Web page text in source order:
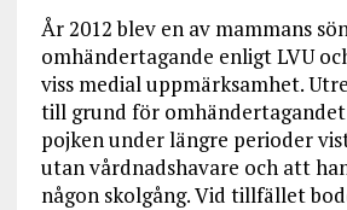
År 2012 blev en av mammans
omhändertagande enligt LVU
viss medial uppmärksamhet.
till grund för
pojken under längre perioder
utan vårdnadshavare och att
någon skolgång. Vid tillfället